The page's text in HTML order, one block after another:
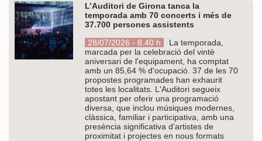
L’Auditori de Girona tanca la
temporada amb 70 concerts i més de
37.700 persones assistents
28/07/2026 - 8.40 h
La temporada,
marcada per la celebració del vintè
aniversari de l'equipament, ha comptat
amb un 85,64 % d'ocupació. 37 de les 70
propostes programades han exhaurit
totes les localitats. L'Auditori segueix
apostant per oferir una programació
diversa, que inclou músiques modernes,
clàssica, familiar i participativa, amb una
presència significativa d’artistes de
proximitat i projectes en nous formats